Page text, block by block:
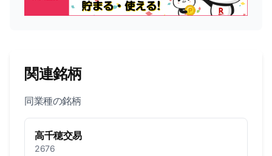
関連銘柄
同業種の銘柄
高千穂交易
2676